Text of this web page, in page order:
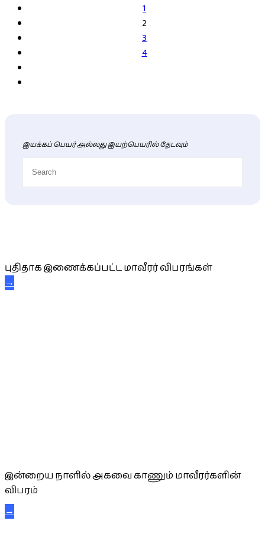
1
2
3
4
இயக்கப் பெயர் அல்லது இயற்பெயரில் தேடவும்
புதிதாக இணைக்கப்பட்ட மாவீரர் விபரங்கள்
→
இன்றைய நாளில் அகவை காணும் மாவீரர்களின்
விபரம்
→